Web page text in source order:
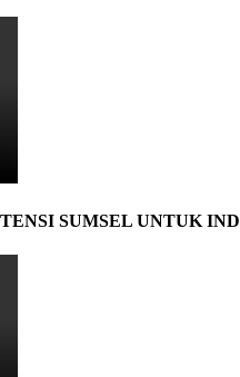
SUMSEL UNTUK